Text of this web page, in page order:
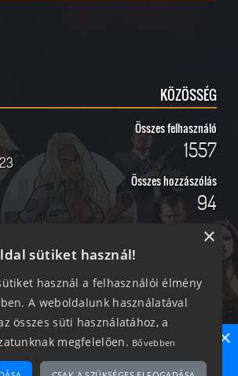
KÖZÖSSÉG
Összes felhasználó
1557
Összes hozzászólás
94
Kövess Minket!
hogy megtudd, milyen egy igazi
×
sütiket használ!
használ a felhasználói élmény
A weboldalunk használatával
összes süti használatához, a
megfelelően. Bővebben
×